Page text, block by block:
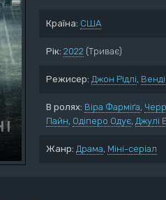
Країна: США
Рік: 2022 (Триває)
Режисер: Джон Рідлі,
В ролях: Віра Фарміґа,
Пайн, Одіперо Одує, Джулі
Жанр: Драма, Міні-серіал
Воєнний
Детектив
Драма
Історія
Комедія